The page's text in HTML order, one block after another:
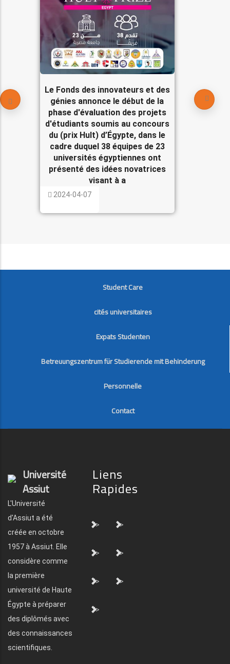
Le Fonds des innovateurs et des
génies annonce le début de la
phase d'évaluation des projets
d'étudiants soumis au concours
du (prix Hult) d’Égypte, dans le
cadre duquel 38 équipes de 23
universités égyptiennes ont
présenté des idées novatrices
visant à a
2024-04-07
FOOTER
Student Care
cités universitaires
Expats Studenten
Betreuungszentrum für Studierende mit Behinderung
Personnelle
Contact
Université
Assiut
L'Université
d'Assiut a été
créée en octobre
1957 à Assiut. Elle
considère comme
la première
université de Haute
Égypte à préparer
des diplômés avec
des connaissances
scientifiques.
Liens
Rapides
"> ">
"> ">
"> ">
">